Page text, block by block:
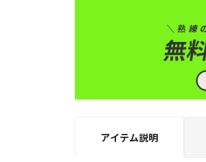
アイテム説明